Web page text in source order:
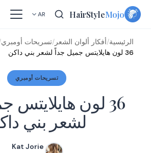
Skip
HairStyleMojo
AR
الرئيسية/أفكار ألوان الشعر /تسريحات أومبري
36 لون هايلايتس جميل جداً لشعر بني داكن
تسريحات أومبري
36 لون
لشعر بني
Kat Jorie